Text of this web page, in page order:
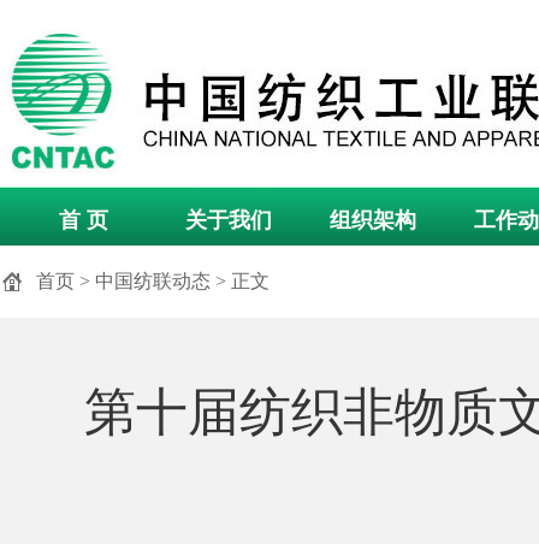
首 页 关于我们 组织架构 工作
首页 > 中国纺联动态 > 正文
第十届纺织非物质